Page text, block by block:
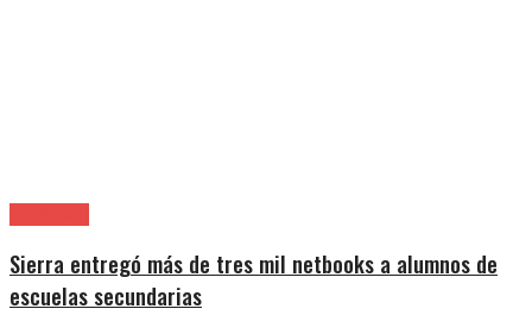
Sierra entregó más de tres mil netbooks a alumnos de
escuelas secundarias